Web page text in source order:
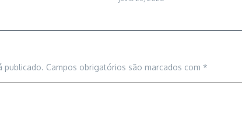
publicado. Campos obrigatórios são marcados com *